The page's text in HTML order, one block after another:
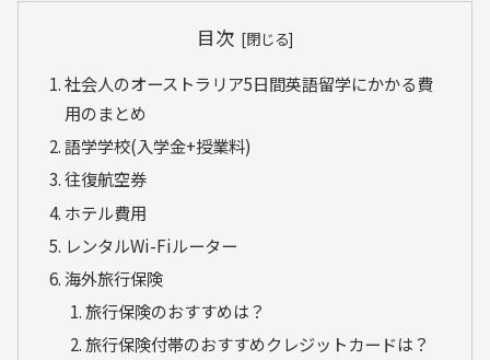
目次
社会人のオーストラリア5日間英語留学にかかる費
用のまとめ
語学学校(入学金+授業料)
往復航空券
ホテル費用
レンタルWi-Fiルーター
海外旅行保険
旅行保険のおすすめは？
旅行保険付帯のおすすめクレジットカードは？